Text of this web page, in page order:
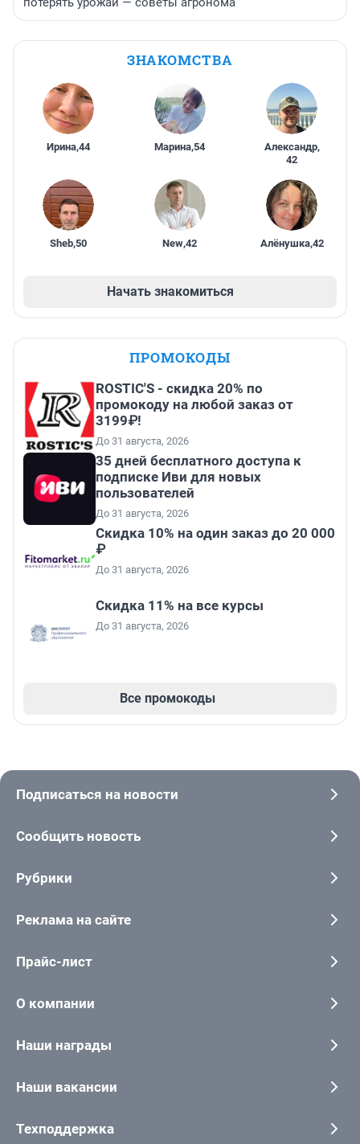
ЗНАКОМСТВА
Ирина,44 Марина,54 Александр,
42
Sheb,50 New,42 Алёнушка,42
Начать знакомиться
ПРОМОКОДЫ
ROSTIC'S - скидка 20% по
промокоду на любой заказ от
3199₽!
До 31 августа, 2026
35 дней бесплатного доступа к
подписке Иви для новых
пользователей
До 31 августа, 2026
Скидка 10% на один заказ до 20 000
₽
До 31 августа, 2026
Скидка 11% на все курсы
До 31 августа, 2026
Все промокоды
Подписаться на новости
Сообщить новость
Рубрики
Реклама на сайте
Прайс-лист
О компании
Наши награды
Наши вакансии
Техподдержка